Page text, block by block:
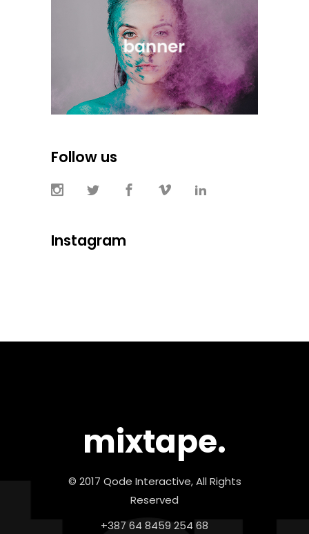
Follow us
Instagram
mixtape.
© 2017 Qode Interactive, All Rights
Reserved
+387 64 8459 254 68